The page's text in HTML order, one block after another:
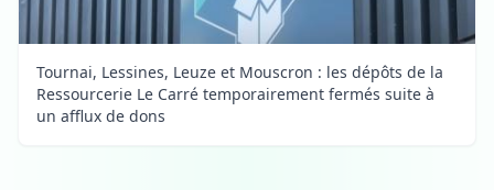
Tournai, Lessines, Leuze et Mouscron : les dépôts de la
Ressourcerie Le Carré temporairement fermés suite à
un afflux de dons